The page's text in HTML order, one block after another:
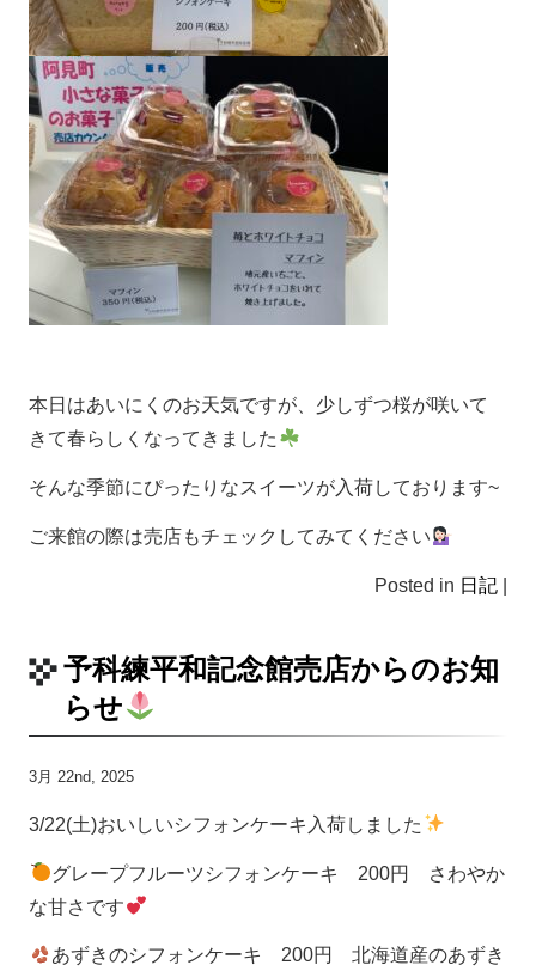
本日はあいにくのお天気ですが、少しずつ桜が咲いて
きて春らしくなってきました
そんな季節にぴったりなスイーツが入荷しております~
ご来館の際は売店もチェックしてみてください
Posted in 日記|
予科練平和記念館売店からのお知
らせ
3月 22nd, 2025
3/22(土)おいしいシフォンケーキ入荷しました
グレープフルーツシフォンケーキ 200円 さわやか
な甘さです
あずきのシフォンケーキ 200円 北海道産のあずき